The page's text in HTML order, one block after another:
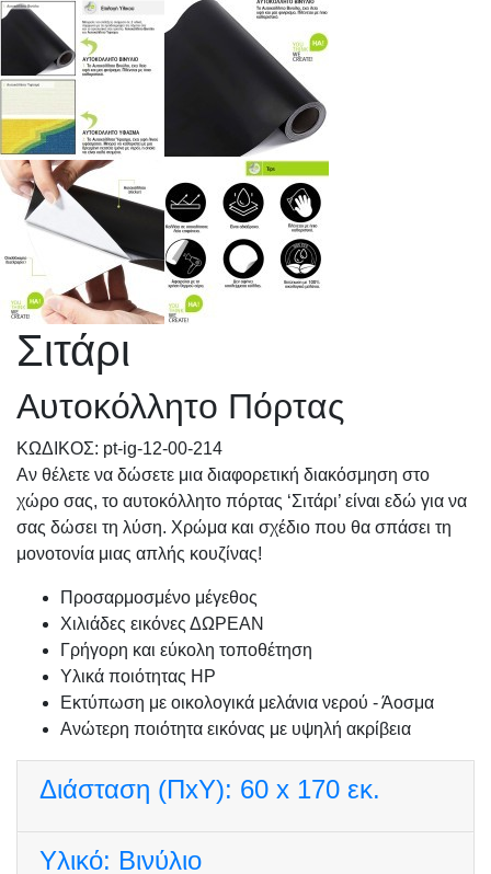
Σιτάρι
Αυτοκόλλητο Πόρτας
KΩΔΙΚΟΣ: pt-ig-12-00-214
Αν θέλετε να δώσετε μια διαφορετική διακόσμηση στο
χώρο σας, το αυτοκόλλητο πόρτας ‘Σιτάρι’ είναι εδώ για να
σας δώσει τη λύση. Χρώμα και σχέδιο που θα σπάσει τη
μονοτονία μιας απλής κουζίνας!
Προσαρμοσμένo μέγεθος
Χιλιάδες εικόνες ΔΩΡΕΑΝ
Γρήγορη και εύκολη τοποθέτηση
Υλικά ποιότητας HP
Εκτύπωση με οικολογικά μελάνια νερού - Άοσμα
Ανώτερη ποιότητα εικόνας με υψηλή ακρίβεια
Διάσταση (ΠxΥ): 60 x 170 εκ.
Υλικό: Βινύλιο